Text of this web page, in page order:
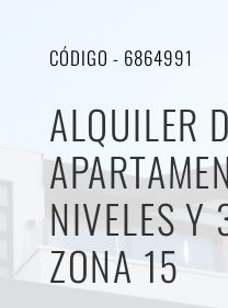
CÓDIGO - 6864991
ALQUILER
NIVELES Y
ZONA 15